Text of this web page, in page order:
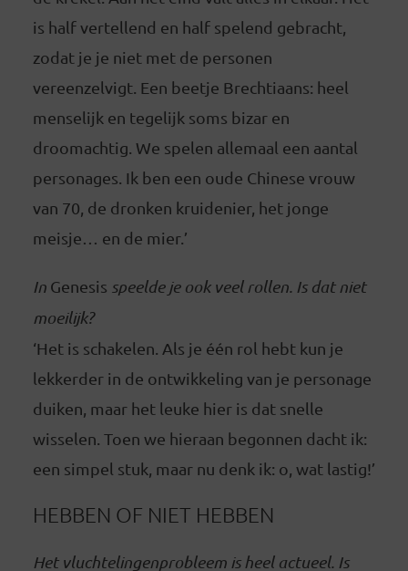
is half vertellend en half spelend gebracht,
zodat je je niet met de personen
vereenzelvigt. Een beetje Brechtiaans: heel
menselijk en tegelijk soms bizar en
droomachtig. We spelen allemaal een aantal
personages. Ik ben een oude Chinese vrouw
van 70, de dronken kruidenier, het jonge
meisje… en de mier.’
In Genesis speelde je ook veel rollen. Is dat niet
moeilijk?
‘Het is schakelen. Als je één rol hebt kun je
lekkerder in de ontwikkeling van je personage
duiken, maar het leuke hier is dat snelle
wisselen. Toen we hieraan begonnen dacht ik:
een simpel stuk, maar nu denk ik: o, wat lastig!’
HEBBEN OF NIET HEBBEN
Het vluchtelingenprobleem is heel actueel. Is